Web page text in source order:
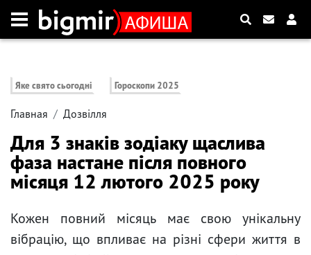
Яке свято сьогодні Гороскопи 2025
Главная Дозвілля
Для 3 знаків зодіаку щаслива
фаза настане після повного
місяця 12 лютого 2025 року
Кожен повний місяць має свою унікальну
вібрацію, що впливає на різні сфери життя в